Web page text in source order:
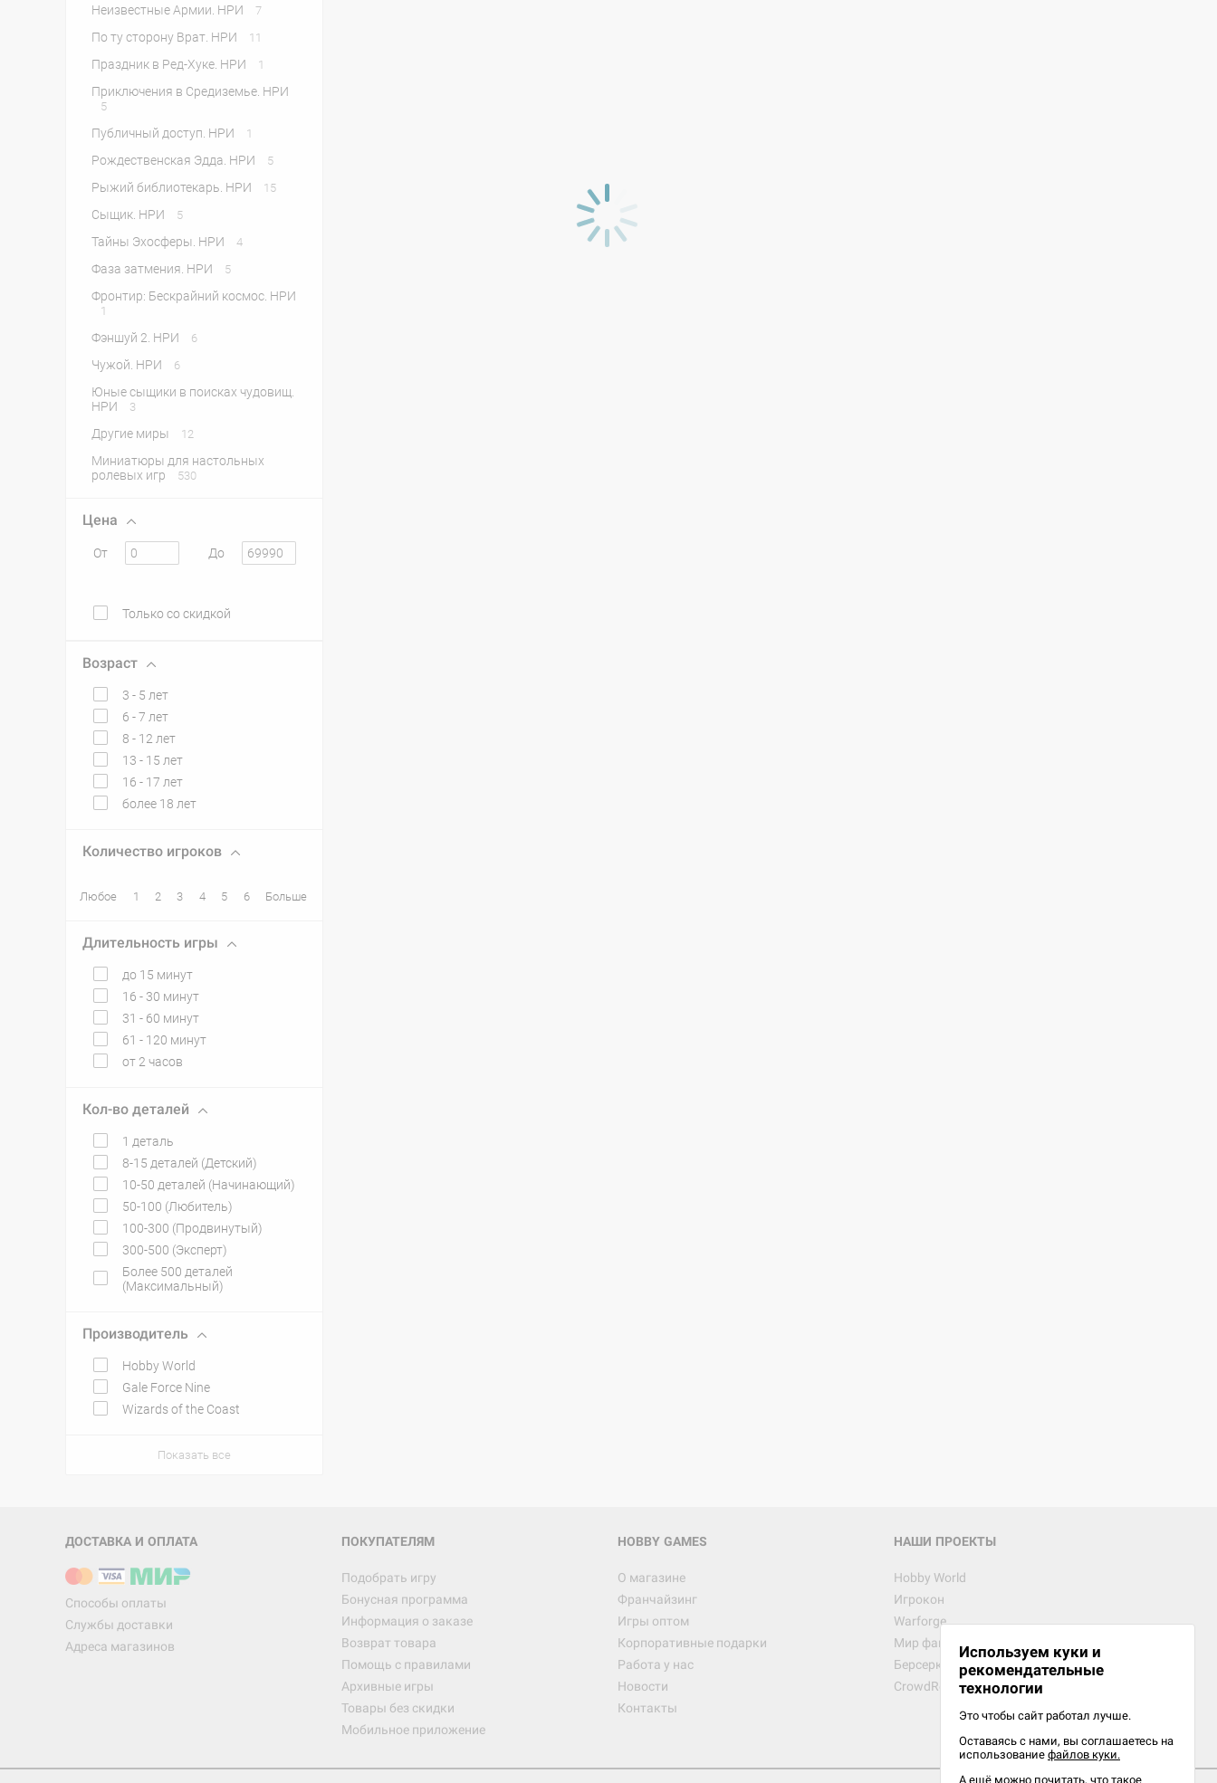
Неизвестные Армии. НРИ 7
По ту сторону Врат. НРИ 11
Праздник в Ред-Хуке. НРИ 1
Приключения в Средиземье. НРИ
5
Публичный доступ. НРИ 1
Рождественская Эдда. НРИ 5
Рыжий библиотекарь. НРИ 15
Сыщик. НРИ 5
Тайны Эхосферы. НРИ 4
Фаза затмения. НРИ 5
Фронтир: Бескрайний космос. НРИ
1
Фэншуй 2. НРИ 6
Чужой. НРИ 6
Юные сыщики в поисках чудовищ.
НРИ
3
Другие миры 12
Миниатюры для настольных
ролевых игр
530
Цена
От До
Только со скидкой
Возраст
3 - 5 лет
6 - 7 лет
8 - 12 лет
13 - 15 лет
16 - 17 лет
более 18 лет
Количество игроков
Любое 1 2 3 4 5 6 Больше
Длительность игры
до 15 минут
16 - 30 минут
31 - 60 минут
61 - 120 минут
от 2 часов
Кол-во деталей
1 деталь
8-15 деталей (Детский)
10-50 деталей (Начинающий)
50-100 (Любитель)
100-300 (Продвинутый)
300-500 (Эксперт)
Более 500 деталей
(Максимальный)
Производитель
Hobby World
Gale Force Nine
Wizards of the Coast
Показать все
ДОСТАВКА И ОПЛАТА
Способы оплаты
Службы доставки
Адреса магазинов
ПОКУПАТЕЛЯМ
Подобрать игру
Бонусная программа
Информация о заказе
Возврат товара
Помощь с правилами
Архивные игры
Товары без скидки
Мобильное приложение
HOBBY GAMES
О магазине
Франчайзинг
Игры оптом
Корпоративные подарки
Работа у нас
Новости
Контакты
НАШИ ПРОЕКТЫ
Hobby World
Игрокон
Warforge
Мир фантастики
Берсерк
CrowdRepublic
Используем куки и
рекомендательные
технологии
Это чтобы сайт работал лучше.
Оставаясь с нами, вы соглашаетесь на
использование файлов куки.
А ещё можно почитать, что такое